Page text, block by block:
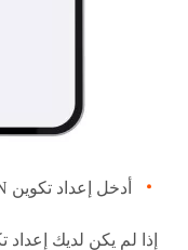
أدخل إعداد تكوين VPN الذي لديك للاتصال بهذا الاتصال.